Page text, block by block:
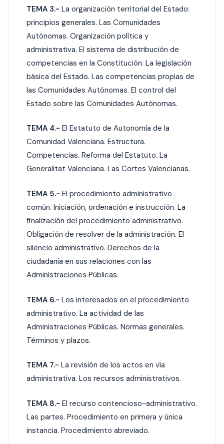
TEMA 3.- La organización territorial del Estado:
principios generales. Las Comunidades
Autónomas. Organización política y
administrativa. El sistema de distribución de
competencias en la Constitución. La legislación
básica del Estado. Las competencias propias de
las Comunidades Autónomas. El control del
Estado sobre las Comunidades Autónomas.
TEMA 4.- El Estatuto de Autonomía de la
Comunidad Valenciana. Estructura.
Competencias. Reforma del Estatuto. La
Generalitat Valenciana. Las Cortes Valencianas.
TEMA 5.- El procedimiento administrativo
común. Iniciación, ordenación e instrucción. La
finalización del procedimiento administrativo.
Obligación de resolver de la administración. El
silencio administrativo. Derechos de la
ciudadanía en sus relaciones con las
Administraciones Públicas.
TEMA 6.- Los interesados en el procedimiento
administrativo. La actividad de las
Administraciones Públicas. Normas generales.
Términos y plazos.
TEMA 7.- La revisión de los actos en vía
administrativa. Los recursos administrativos.
TEMA 8.- El recurso contencioso-administrativo.
Las partes. Procedimiento en primera y única
instancia. Procedimiento abreviado.